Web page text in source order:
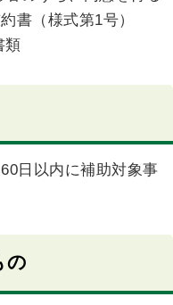
書（様式第1号）
類
日以内に補助対象事
の